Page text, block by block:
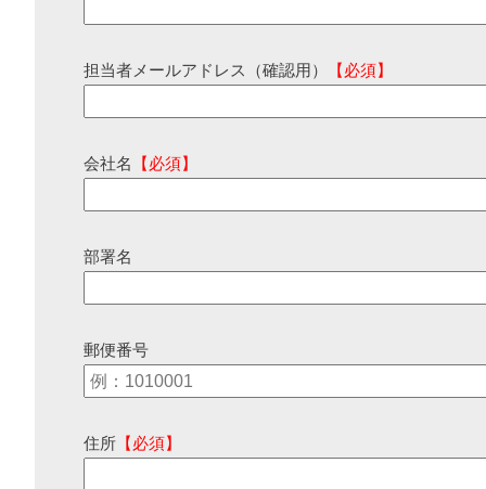
担当者メールアドレス（確認用） 【必須】
会社名 【必須】
部署名
郵便番号
住所 【必須】